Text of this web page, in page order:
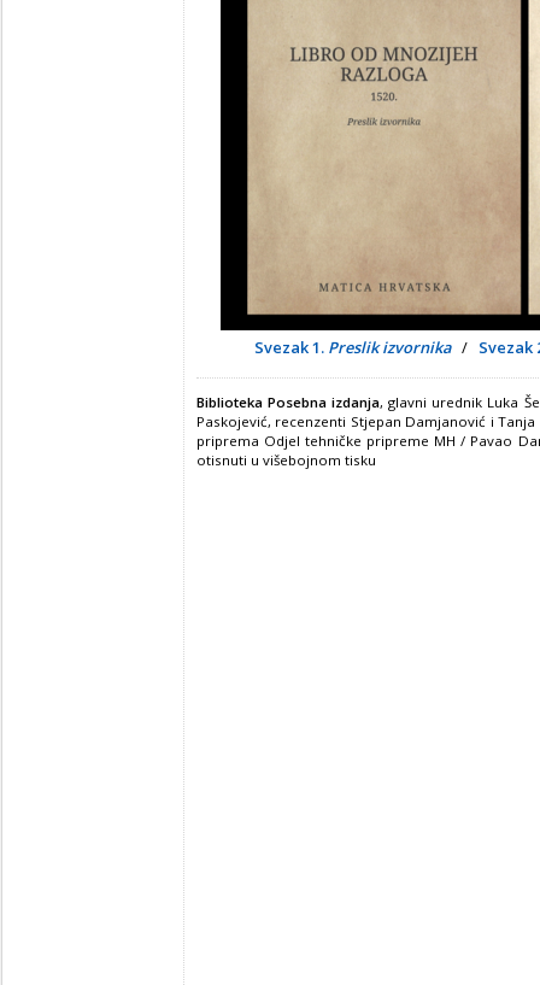
Svezak 1. Preslik izvornika/ Svezak
Biblioteka Posebna izdanja, glavni urednik Luka
Paskojević, recenzenti Stjepan Damjanović i
priprema Odjel tehničke pripreme MH / Pavao
otisnuti u višebojnom tisku